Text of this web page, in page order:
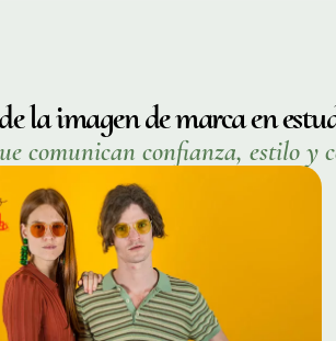
la imagen de marca en
comunican confianza, estilo y